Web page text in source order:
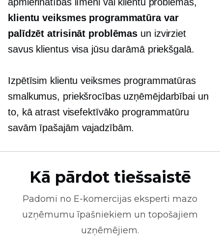
klientu veiksmes programmatūra var
palīdzēt atrisināt problēmas un izvirziet
savus klientus visa jūsu darāmā priekšgalā.
Izpētīsim klientu veiksmes programmatūras
smalkumus, priekšrocības uzņēmējdarbībai un
to, kā atrast visefektīvāko programmatūru
savām īpašajām vajadzībām.
Kā pārdot tiešsaistē
Padomi no E-komercijas eksperti mazo
uzņēmumu īpašniekiem un topošajiem
uzņēmējiem.